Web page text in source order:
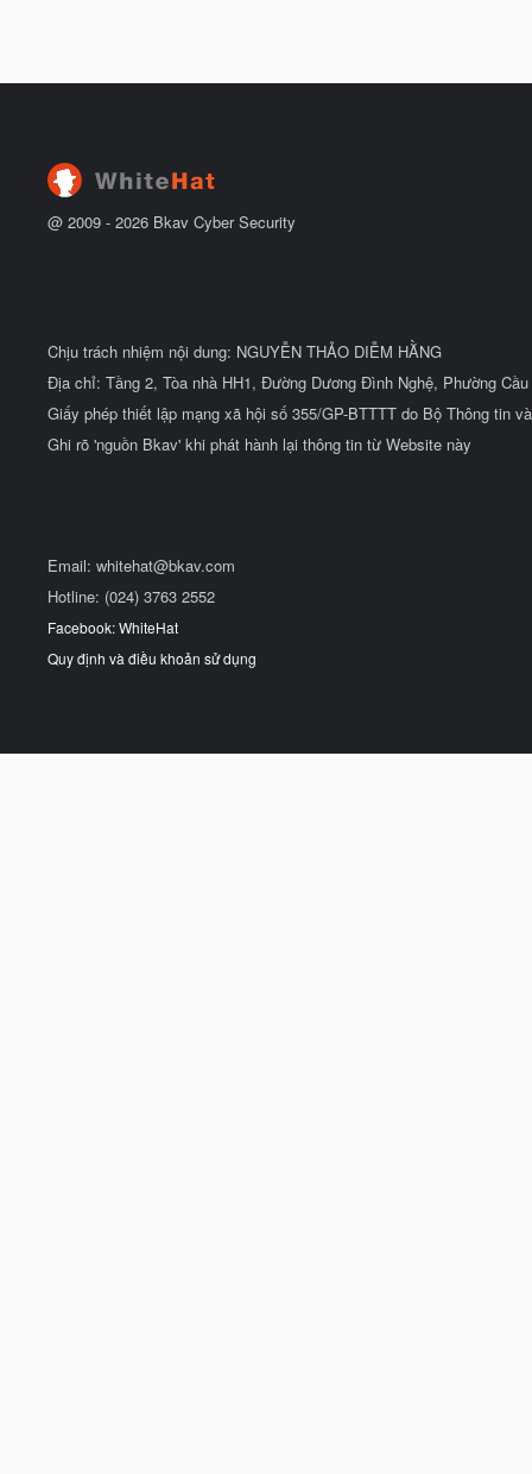
@ 2009 - 2026 Bkav Cyber Security
Chịu trách nhiệm nội dung: NGUYỄN THẢO DIỄM HẰNG
Địa chỉ: Tầng 2, Tòa nhà HH1, Đường Dương Đình Nghệ, Phường
Giấy phép thiết lập mạng xã hội số 355/GP-BTTTT do Bộ Thông tin
Ghi rõ 'nguồn Bkav' khi phát hành lại thông tin từ Website này
Email: whitehat@bkav.com
Hotline: (024) 3763 2552
Facebook: WhiteHat
Quy định và điều khoản sử dụng